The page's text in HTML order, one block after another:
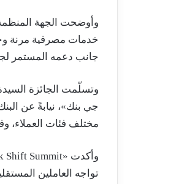
خدمات مصرفية مرنة
جانب دعمه المستمر
وتسلّمت الجائزة
جي بنك»، نيابةً عن
مختلف فئات العملاء،
تواجه العاملين